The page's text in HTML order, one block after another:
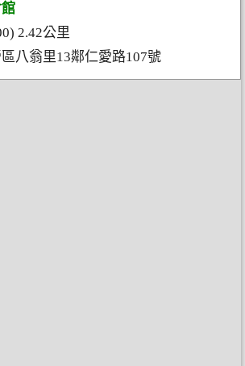
2.42公里
八翁里13鄰仁愛路107號